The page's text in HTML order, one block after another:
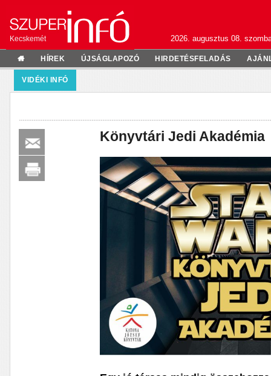
Kecskemét 2026. augusztus 08.
HÍREK ÚJSÁGLAPOZÓ HIRDETÉSFELADÁS
VIDÉKI INFÓ
Könyvtári Jedi Akadémia